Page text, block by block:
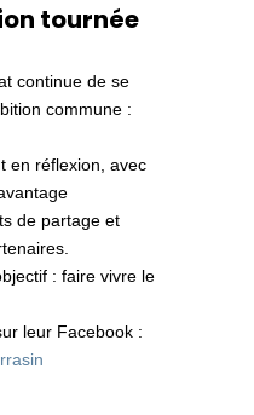
tournée
continue de se
commune :
en réflexion, avec
de partage et
: faire vivre le
leur Facebook :